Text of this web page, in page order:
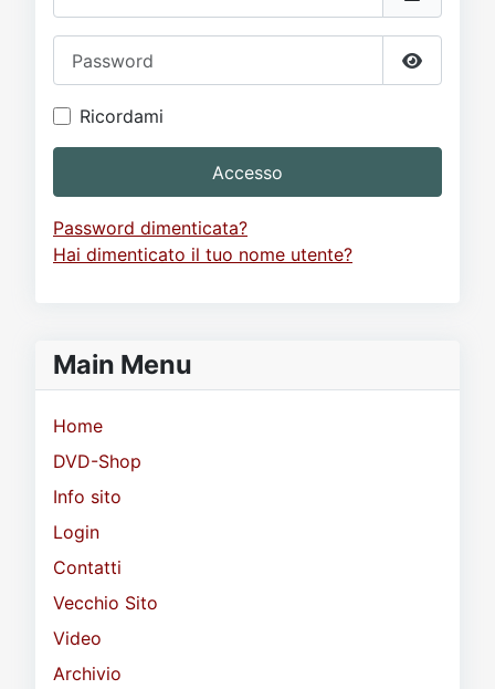
Mostra
Ricordami
Accesso
Password dimenticata?
Hai dimenticato il tuo nome utente?
Main Menu
Home
DVD-Shop
Info sito
Login
Contatti
Vecchio Sito
Video
Archivio